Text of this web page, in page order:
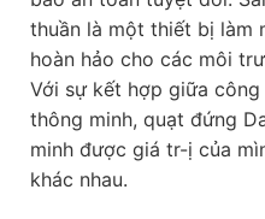
thuần là một thiết bị làm
hoàn hảo cho các môi
Với sự kết hợp giữa
thông minh, quạt đứng
minh được giá tr-ị của
khác nhau.